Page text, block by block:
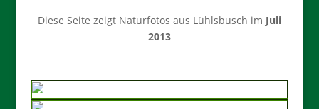
Diese Seite zeigt Naturfotos aus Lühlsbusch im Juli
2013